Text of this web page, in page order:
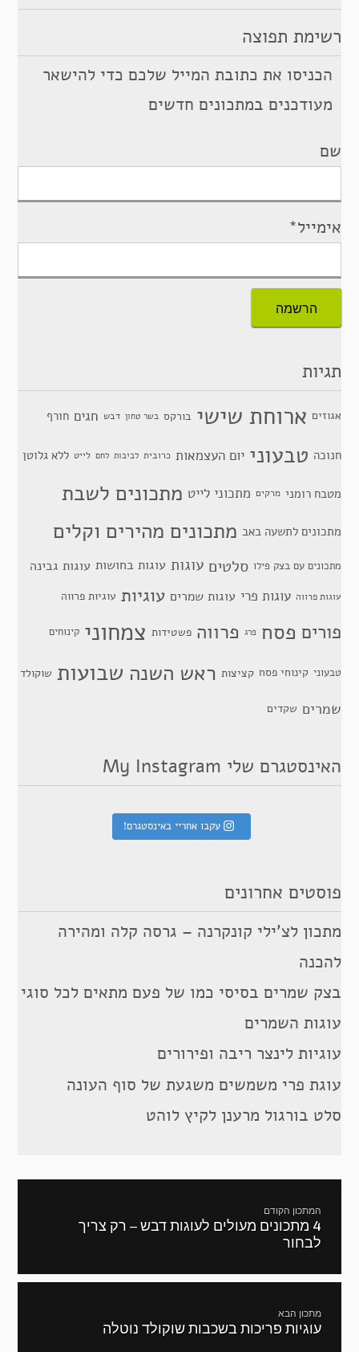
רשימת תפוצה
הכניסו את כתובת המייל שלכם כדי להישאר
מעודכנים במתכונים חדשים
שם
אימייל*
תגיות
אגוזים ארוחת שישי בורקס בשר טחון דבש חגים חורף
חנוכה טבעוני יום העצמאות כרובית לביבות לחם לייט ללא גלוטן
מטבח רומני מרקים מתכוני לייט מתכונים לשבת
מתכונים לתשעה באב מתכונים מהירים וקלים
מתכונים עם בצק פילו סלטים עוגות עוגות בחושות עוגות גבינה
עוגות פרווה עוגות פרי עוגות שמרים עוגיות עוגיות פרווה
פורים פסח פרג פרווה פשטידות צמחוני קינוחים
טבעוני קינוחי פסח קציצות ראש השנה שבועות שוקולד
שמרים שקדים
האינסטגרם שלי My Instagram
עקבו אחריי באינסטגרם!
פוסטים אחרונים
מתכון לצ’ילי קונקרנה – גרסה קלה ומהירה
להכנה
בצק שמרים בסיסי כמו של פעם מתאים לכל סוגי
עוגות השמרים
עוגיות לינצר ריבה ופירורים
עוגת פרי משמשים משגעת של סוף העונה
סלט בורגול מרענן לקיץ לוהט
המתכון הקודם
מתכון
קודם:
4 מתכונים מעולים לעוגות דבש – רק צריך
לבחור
מתכון הבא
המתכון
עוגיות פריכות בשכבות שוקולד נוטלה